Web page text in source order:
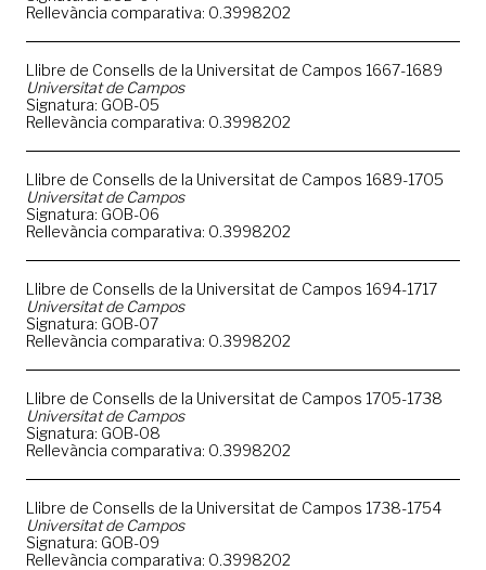
Rellevància comparativa: 0.3998202
Llibre de Consells de la Universitat de Campos 1667-1689
Universitat de Campos
Signatura: GOB-05
Rellevància comparativa: 0.3998202
Llibre de Consells de la Universitat de Campos 1689-1705
Universitat de Campos
Signatura: GOB-06
Rellevància comparativa: 0.3998202
Llibre de Consells de la Universitat de Campos 1694-1717
Universitat de Campos
Signatura: GOB-07
Rellevància comparativa: 0.3998202
Llibre de Consells de la Universitat de Campos 1705-1738
Universitat de Campos
Signatura: GOB-08
Rellevància comparativa: 0.3998202
Llibre de Consells de la Universitat de Campos 1738-1754
Universitat de Campos
Signatura: GOB-09
Rellevància comparativa: 0.3998202